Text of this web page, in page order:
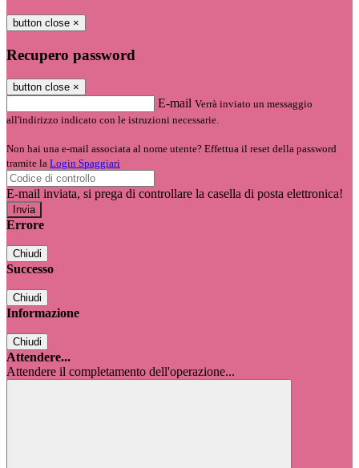
button close ×
Recupero password
button close ×
E-mail Verrà inviato un messaggio
all'indirizzo indicato con le istruzioni necessarie.
Non hai una e-mail associata al nome utente? Effettua il reset della password
tramite la Login Spaggiari
E-mail inviata, si prega di controllare la casella di posta elettronica!
Errore
Chiudi
Successo
Chiudi
Informazione
Chiudi
Attendere...
Attendere il completamento dell'operazione...